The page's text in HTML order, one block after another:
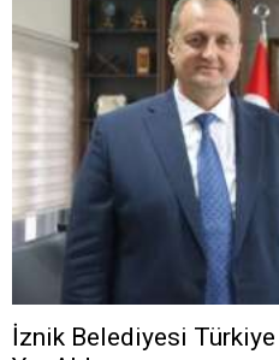
İznik Belediyesi Türkiye